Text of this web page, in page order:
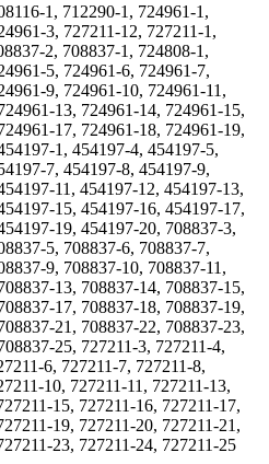
1, 712290-1, 724961-1,
3, 727211-12, 727211-1,
2, 708837-1, 724808-1,
5, 724961-6, 724961-7,
9, 724961-10, 724961-11,
13, 724961-14, 724961-15,
17, 724961-18, 724961-19,
1, 454197-4, 454197-5,
7, 454197-8, 454197-9,
11, 454197-12, 454197-13,
15, 454197-16, 454197-17,
19, 454197-20, 708837-3,
5, 708837-6, 708837-7,
9, 708837-10, 708837-11,
13, 708837-14, 708837-15,
17, 708837-18, 708837-19,
21, 708837-22, 708837-23,
25, 727211-3, 727211-4,
6, 727211-7, 727211-8,
10, 727211-11, 727211-13,
15, 727211-16, 727211-17,
19, 727211-20, 727211-21,
23, 727211-24, 727211-25